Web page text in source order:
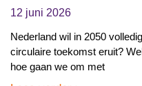
12 juni 2026
Nederland wil in 2050
circulaire toekomst eruit?
hoe gaan we om met